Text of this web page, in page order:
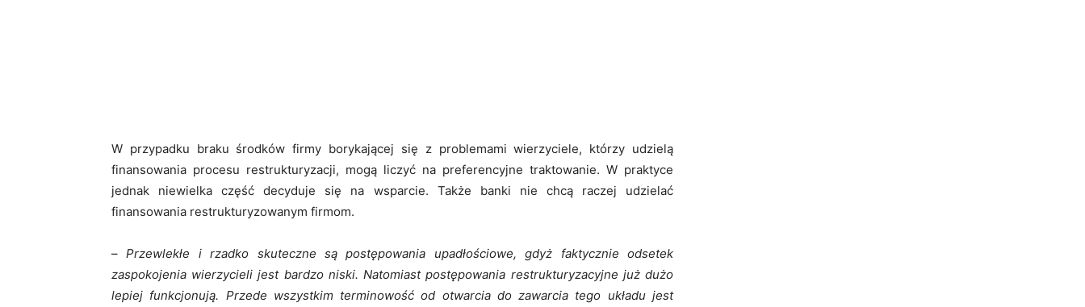
W przypadku braku środków firmy borykającej się z problemami wierzyciele, którzy udzielą
finansowania procesu restrukturyzacji, mogą liczyć na preferencyjne traktowanie. W praktyce
jednak niewielka część decyduje się na wsparcie. Także banki nie chcą raczej udzielać
finansowania restrukturyzowanym firmom.
–Przewlekłe i rzadko skuteczne są postępowania upadłościowe, gdyż faktycznie odsetek
zaspokojenia wierzycieli jest bardzo niski. Natomiast postępowania restrukturyzacyjne już dużo
lepiej funkcjonują. Przede wszystkim terminowość od otwarcia do zawarcia tego układu jest